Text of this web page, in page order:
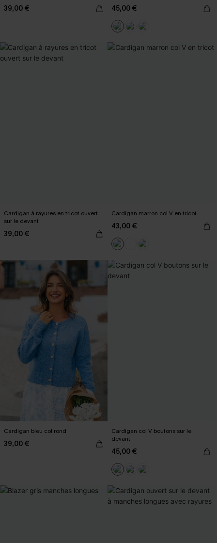
39,00 € 45,00 €
Cardigan à rayures en tricot ouvert
sur le devant
39,00 €
Cardigan marron col V en tricot
43,00 €
Cardigan bleu col rond
39,00 €
Cardigan col V boutons sur le
devant
45,00 €